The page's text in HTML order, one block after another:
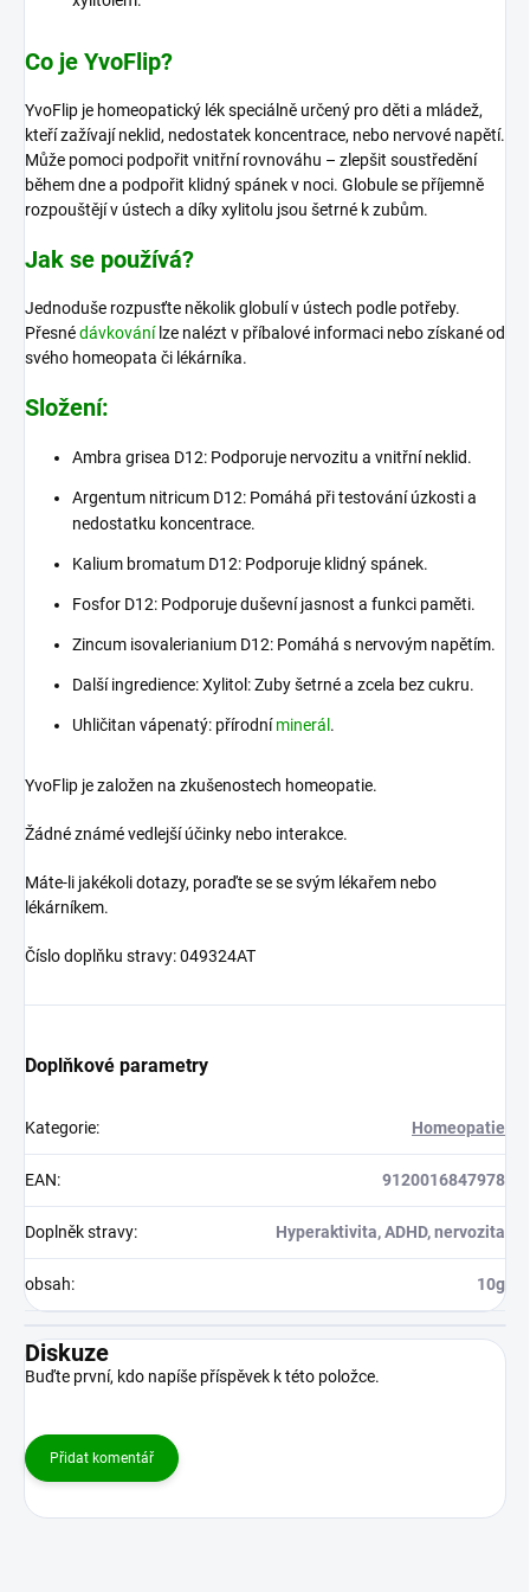
Co je YvoFlip?
YvoFlip je homeopatický lék speciálně určený pro děti a mládež,
kteří zažívají neklid, nedostatek koncentrace, nebo nervové napětí.
Může pomoci podpořit vnitřní rovnováhu – zlepšit soustředění
během dne a podpořit klidný spánek v noci. Globule se příjemně
rozpouštějí v ústech a díky xylitolu jsou šetrné k zubům.
Jak se používá?
Jednoduše rozpusťte několik globulí v ústech podle potřeby.
Přesnédávkovánílze nalézt v příbalové informaci nebo získané od
svého homeopata či lékárníka.
Složení:
Ambra grisea D12: Podporuje nervozitu a vnitřní neklid.
Argentum nitricum D12: Pomáhá při testování úzkosti a
nedostatku koncentrace.
Kalium bromatum D12: Podporuje klidný spánek.
Fosfor D12: Podporuje duševní jasnost a funkci paměti.
Zincum isovalerianium D12: Pomáhá s nervovým napětím.
Další ingredience: Xylitol: Zuby šetrné a zcela bez cukru.
Uhličitan vápenatý: přírodníminerál .
YvoFlip je založen na zkušenostech homeopatie.
Žádné známé vedlejší účinky nebo interakce.
Máte-li jakékoli dotazy, poraďte se se svým lékařem nebo
lékárníkem.
Číslo doplňku stravy: 049324AT
Doplňkové parametry
Kategorie: Homeopatie
EAN: 9120016847978
Doplněk stravy: Hyperaktivita, ADHD, nervozita
obsah: 10g
Diskuze
Buďte první, kdo napíše příspěvek k této položce.
Přidat komentář